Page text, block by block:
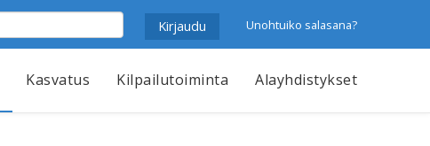
Unohtuiko salasana?
Kasvatus Kilpailutoiminta Alayhdistykset